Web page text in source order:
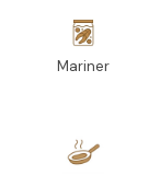
Mariner